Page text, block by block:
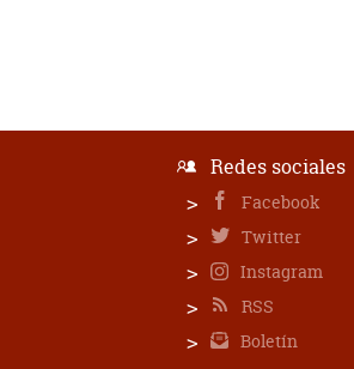
Redes sociales
Facebook
Twitter
Instagram
RSS
Boletín